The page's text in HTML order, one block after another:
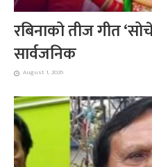
रबिनाको तीज गीत
सार्वजनिक
August 1, 2026